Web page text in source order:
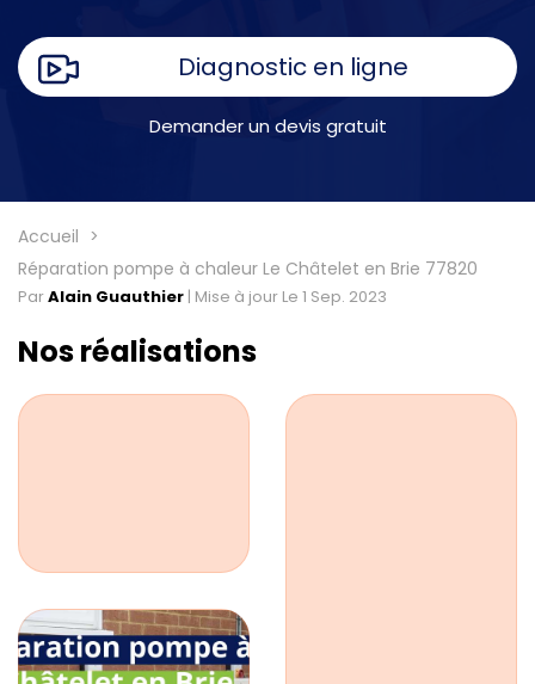
Diagnostic en ligne
Demander un devis gratuit
Accueil
Réparation pompe à chaleur Le Châtelet en Brie 77820
ParAlain Guauthier | Mise à jour Le 1 Sep. 2023
Nos réalisations